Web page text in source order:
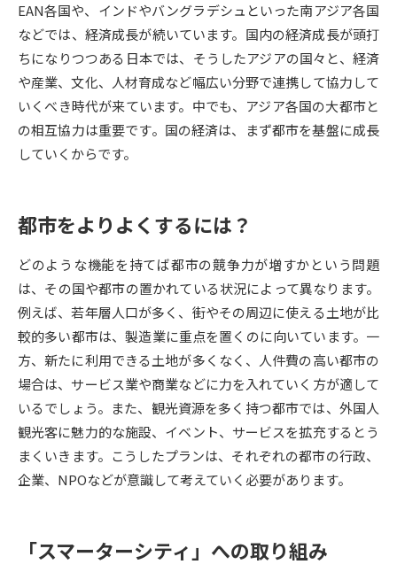
大学研究 大学検索
大学で学べる内容や特徴を調べる
新増設大学・学部・学科特集
国際・グローバルに強い大学特
新学年スタート号特集ページ
（高3生用）
新学年スタート号特集ページ
（高2生用）
SELFBRAND特集ページ
オープンキャンパスなどを調べる
オープンキャンパス検索 実施プログラムから探す
来場型・Web型イベント特集 夢ナビライブ
受験準備 資料検索
EAN各国や、インドやバングラデシュといった南アジア各国
などでは、経済成長が続いています。国内の経済成長が頭打
ちになりつつある日本では、そうしたアジアの国々と、経済
や産業、文化、人材育成など幅広い分野で連携して協力して
いくべき時代が来ています。中でも、アジア各国の大都市と
の相互協力は重要です。国の経済は、まず都市を基盤に成長
していくからです。
都市をよりよくするには？
どのような機能を持てば都市の競争力が増すかという問題
は、その国や都市の置かれている状況によって異なります。
例えば、若年層人口が多く、街やその周辺に使える土地が比
較的多い都市は、製造業に重点を置くのに向いています。一
方、新たに利用できる土地が多くなく、人件費の高い都市の
場合は、サービス業や商業などに力を入れていく方が適して
いるでしょう。また、観光資源を多く持つ都市では、外国人
観光客に魅力的な施設、イベント、サービスを拡充するとう
まくいきます。こうしたプランは、それぞれの都市の行政、
企業、NPOなどが意識して考えていく必要があります。
「スマーターシティ」への取り組み